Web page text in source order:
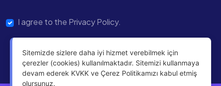
I agree to the Privacy Policy.
Sitemizde sizlere daha iyi hizmet verebilmek için
çerezler (cookies) kullanılmaktadır. Sitemizi kullanmaya
devam ederek KVKK ve Çerez Politikamızı kabul etmiş
olursunuz.